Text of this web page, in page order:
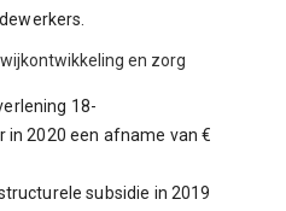
en zorg
18-
in 2020 een afname van €
subsidie in 2019